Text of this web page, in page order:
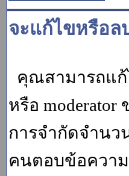
จะแก้ไขหรือล
คุณสามารถแก้
หรือ
การจำกัดจำน
คนตอบข้อควา